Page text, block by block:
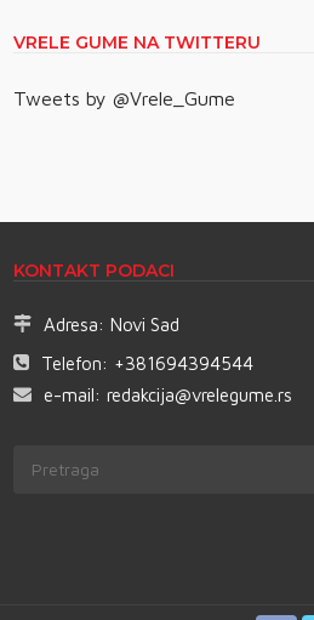
VRELE GUME NA TWITTERU
Tweets by @Vrele_Gume
KONTAKT PODACI
Adresa: Novi Sad
Telefon: +381694394544
e-mail: redakcija@vrelegume.rs